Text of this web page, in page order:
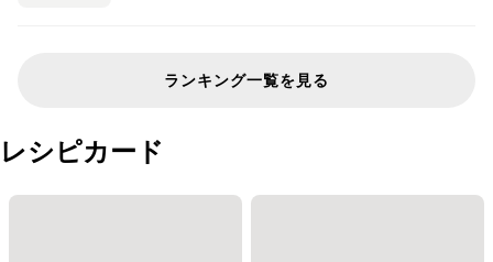
ランキング一覧を見る
レシピカード